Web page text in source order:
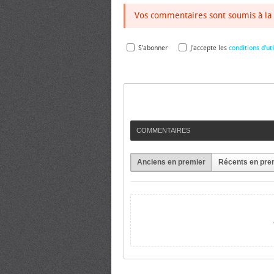
Vos commentaires sont soumis à
S'abonner J'accepte les conditions
COMMENTAIRES
Anciens en premier Récents en